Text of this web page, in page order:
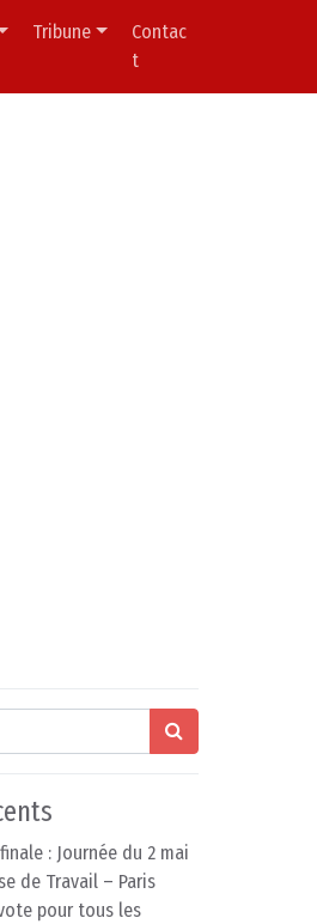
Tribune
Contac
t
: Journée du 2 mai
de Travail – Paris
pour tous les